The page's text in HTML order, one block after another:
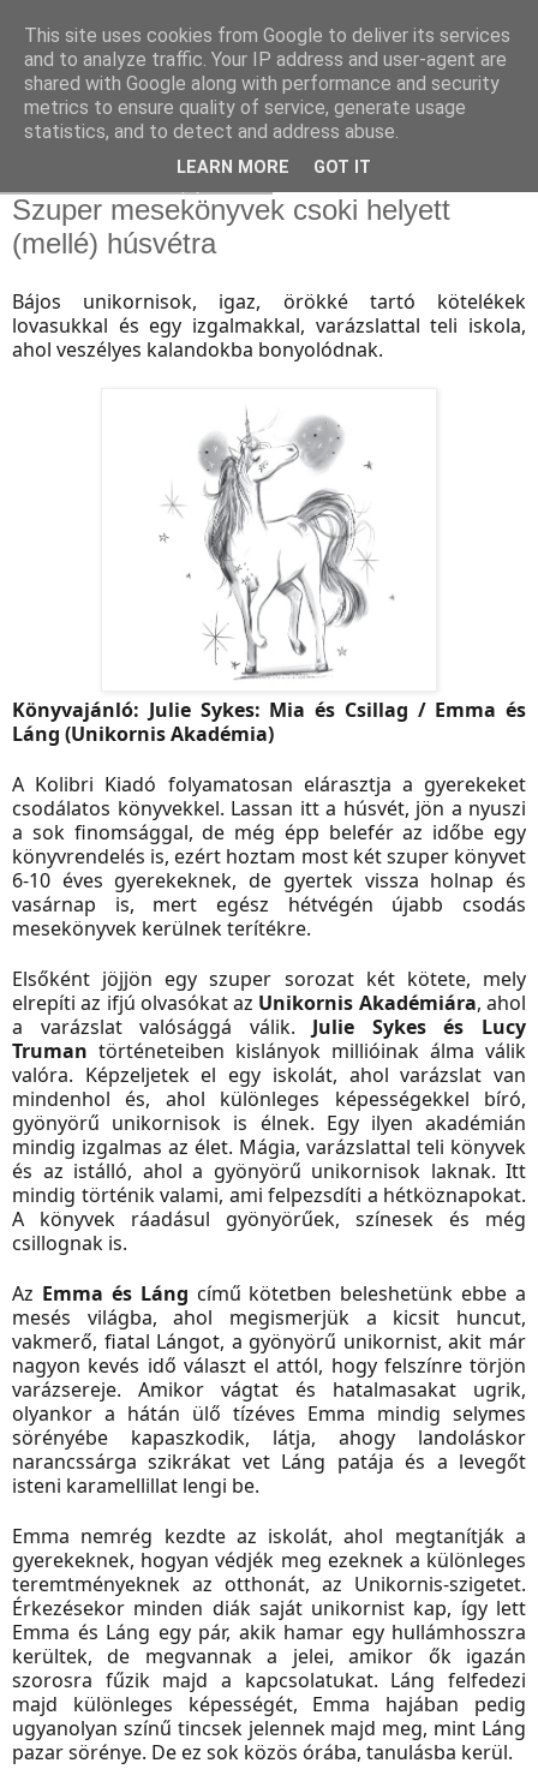
Szuper mesekönyvek csoki helyett
(mellé) húsvétra
Bájos unikornisok, igaz, örökké tartó kötelékek
lovasukkal és egy izgalmakkal, varázslattal teli iskola,
ahol veszélyes kalandokba bonyolódnak.
Könyvajánló: Julie Sykes: Mia és Csillag / Emma és
Láng (Unikornis Akadémia)
A Kolibri Kiadó folyamatosan elárasztja a gyerekeket
csodálatos könyvekkel. Lassan itt a húsvét, jön a nyuszi
a sok finomsággal, de még épp belefér az időbe egy
könyvrendelés is, ezért hoztam most két szuper könyvet
6-10 éves gyerekeknek, de gyertek vissza holnap és
vasárnap is, mert egész hétvégén újabb csodás
mesekönyvek kerülnek terítékre.
Elsőként jöjjön egy szuper sorozat két kötete, mely
elrepíti az ifjú olvasókat az Unikornis Akadémiára, ahol
a varázslat valósággá válik. Julie Sykes és Lucy
Truman történeteiben kislányok millióinak álma válik
valóra. Képzeljetek el egy iskolát, ahol varázslat van
mindenhol és, ahol különleges képességekkel bíró,
gyönyörű unikornisok is élnek. Egy ilyen akadémián
mindig izgalmas az élet. Mágia, varázslattal teli könyvek
és az istálló, ahol a gyönyörű unikornisok laknak. Itt
mindig történik valami, ami felpezsdíti a hétköznapokat.
A könyvek ráadásul gyönyörűek, színesek és még
csillognak is.
Az Emma és Láng című kötetben beleshetünk ebbe a
mesés világba, ahol megismerjük a kicsit huncut,
vakmerő, fiatal Lángot, a gyönyörű unikornist, akit már
nagyon kevés idő választ el attól, hogy felszínre törjön
varázsereje. Amikor vágtat és hatalmasakat ugrik,
olyankor a hátán ülő tízéves Emma mindig selymes
sörényébe kapaszkodik, látja, ahogy landoláskor
narancssárga szikrákat vet Láng patája és a levegőt
isteni karamellillat lengi be.
Emma nemrég kezdte az iskolát, ahol megtanítják a
gyerekeknek, hogyan védjék meg ezeknek a különleges
teremtményeknek az otthonát, az Unikornis-szigetet.
Érkezésekor minden diák saját unikornist kap, így lett
Emma és Láng egy pár, akik hamar egy hullámhosszra
kerültek, de megvannak a jelei, amikor ők igazán
szorosra fűzik majd a kapcsolatukat. Láng felfedezi
majd különleges képességét, Emma hajában pedig
ugyanolyan színű tincsek jelennek majd meg, mint Láng
pazar sörénye. De ez sok közös órába, tanulásba kerül.
This site uses cookies from Google to deliver its services
and to analyze traffic. Your IP address and user-agent are
shared with Google along with performance and security
metrics to ensure quality of service, generate usage
statistics, and to detect and address abuse.
LEARN MORE GOT IT